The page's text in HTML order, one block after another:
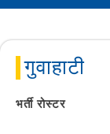
गुवाहाटी
भर्ती रोस्टर